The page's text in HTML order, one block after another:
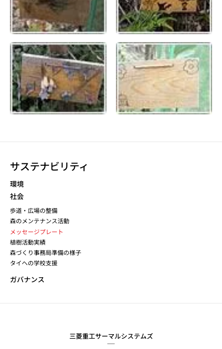
サステナビリティ
環境
社会
歩道・広場の整備
森のメンテナンス活動
メッセージプレート
植樹活動実績
森づくり事務局準備の様子
タイへの学校支援
ガバナンス
三菱重工サーマルシステムズ